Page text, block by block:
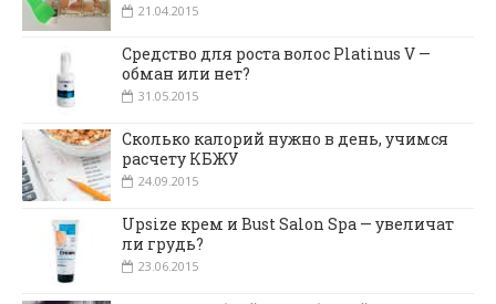
21.04.2015
Средство для роста волос Platinus V —
обман или нет?
31.05.2015
Сколько калорий нужно в день, учимся
расчету КБЖУ
24.09.2015
Upsize крем и Bust Salon Spa — увеличат
ли грудь?
23.06.2015